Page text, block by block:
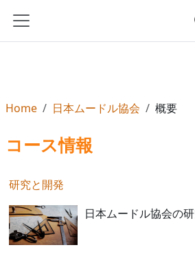
サイドパネル
Home 日本ムードル協会 概要
コース情報
研究と開発
日本ムードル協会の